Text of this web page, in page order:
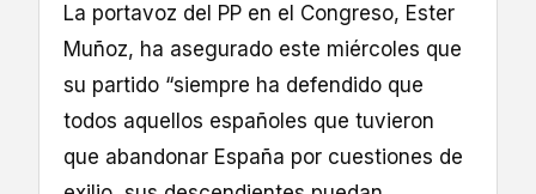
La portavoz del PP en el Congreso, Ester
Muñoz, ha asegurado este miércoles que
su partido “siempre ha defendido que
todos aquellos españoles que tuvieron
que abandonar España por cuestiones de